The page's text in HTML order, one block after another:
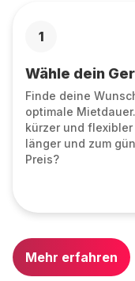
1
Wähle dein
Finde deine
optimale
kürzer und
länger und zum
Preis?
Mehr erfahren